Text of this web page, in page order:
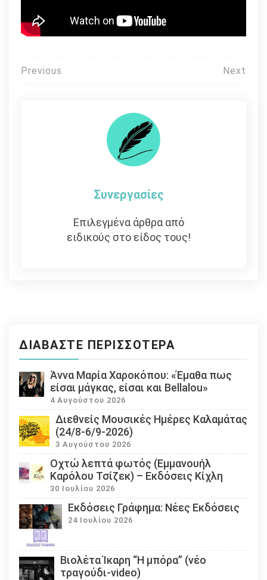
Πλοήγηση
Previous Next
Συνεργασίες
Επιλεγμένα άρθρα από
ειδικούς στο είδος τους!
ΔΙΑΒΆΣΤΕ ΠΕΡΙΣΣΌΤΕΡΑ
Άννα Μαρία Χαροκόπου: «Έμαθα πως
είσαι μάγκας, είσαι και Bellalou»
4 Αυγούστου 2026
Διεθνείς Μουσικές Ημέρες Καλαμάτας
(24/8-6/9-2026)
3 Αυγούστου 2026
Οχτώ λεπτά φωτός (Εμμανουήλ
Καρόλου Τσίζεκ) – Εκδόσεις Κίχλη
30 Ιουλίου 2026
Εκδόσεις Γράφημα: Νέες Εκδόσεις
24 Ιουλίου 2026
Βιολέτα Ίκαρη “Η μπόρα” (νέο
τραγούδι-video)